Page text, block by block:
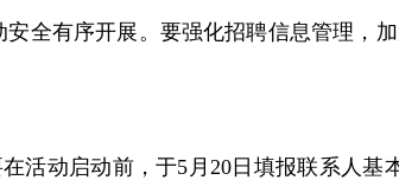
全有序开展。要强化招聘信息管理，
动启动前，于5月20日填报联系人基